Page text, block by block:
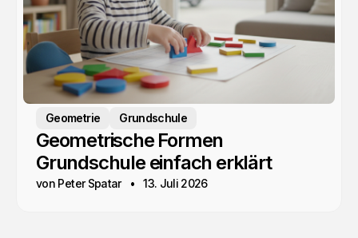
Geometrie Grundschule
Geometrische Formen
Grundschule einfach erklärt
von Peter Spatar 13. Juli 2026